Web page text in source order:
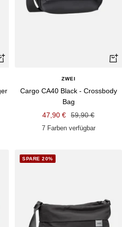
ZWEI
Cargo CA40 Black - Crossbody
Bag
Angebotspreis
47,90 €
Regulärer
Preis
59,90 €
7 Farben verfügbar
SPARE 20%